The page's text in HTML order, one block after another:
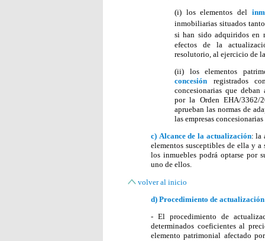
(i) los elementos del
inmobiliarias situados
si han sido adquiridos en
efectos de la
resolutorio, al ejercicio de
(ii) los elementos
concesión registrados
concesionarias que
por la Orden EHA/3362/
aprueban las normas de
las empresas
c) Alcance de la actualización: la
elementos susceptibles de ella y a
los inmuebles podrá optarse por
uno de ellos.
volver al inicio
d) Procedimiento de actualización
- El procedimiento de
determinados coeficientes al
elemento patrimonial afectado